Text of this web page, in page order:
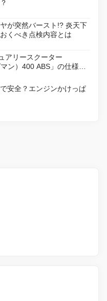
が突然バースト!? 炎天下
くべき点検内容とは
アリースクーター
ン）400 ABS」の仕様を
安全？エンジンかけっぱ